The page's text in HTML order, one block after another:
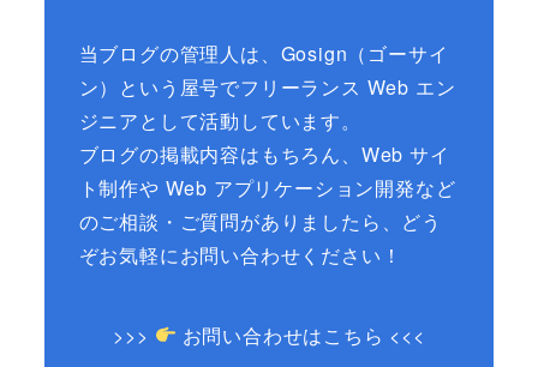
当ブログの管理人は、Gosign（ゴーサイ
ン）という屋号でフリーランス Web エン
ジニアとして活動しています。
ブログの掲載内容はもちろん、Web サイ
ト制作や Web アプリケーション開発など
のご相談・ご質問がありましたら、どう
ぞお気軽にお問い合わせください！
>>> お問い合わせはこちら <<<